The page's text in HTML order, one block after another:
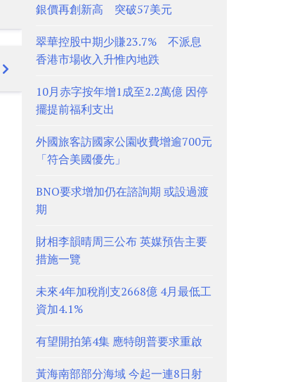
銀價再創新高 突破57美元
翠華控股中期少賺23.7% 不派息
香港市場收入升惟內地跌
10月赤字按年增1成至2.2萬億 因停
擺提前福利支出
外國旅客訪國家公園收費增逾700元
「符合美國優先」
BNO要求增加仍在諮詢期 或設過渡
期
財相李韻晴周三公布 英媒預告主要
措施一覽
未來4年加稅削支2668億 4月最低工
資加4.1%
有望開拍第4集 應特朗普要求重啟
黃海南部部分海域 今起一連8日射